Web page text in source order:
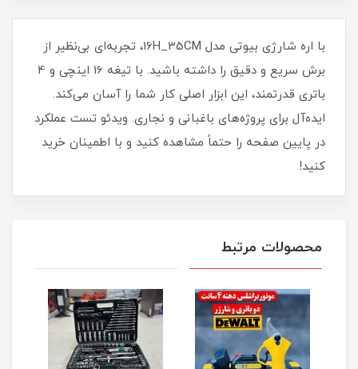
با اره شارژی بیوتی مدل 16H_35CM، تجربه‌ای بی‌نظیر از
برش سریع و دقیق را داشته باشید. با تیغه 16 اینچی و 4
باتری قدرتمند، این ابزار اصلی کار شما را آسان می‌کند.
ایده‌آل برای پروژه‌های باغبانی و نجاری. ویدئو تست عملکرد
در پایین صفحه را حتماً مشاهده کنید و با اطمینان خرید
کنید!
محصولات مرتبط